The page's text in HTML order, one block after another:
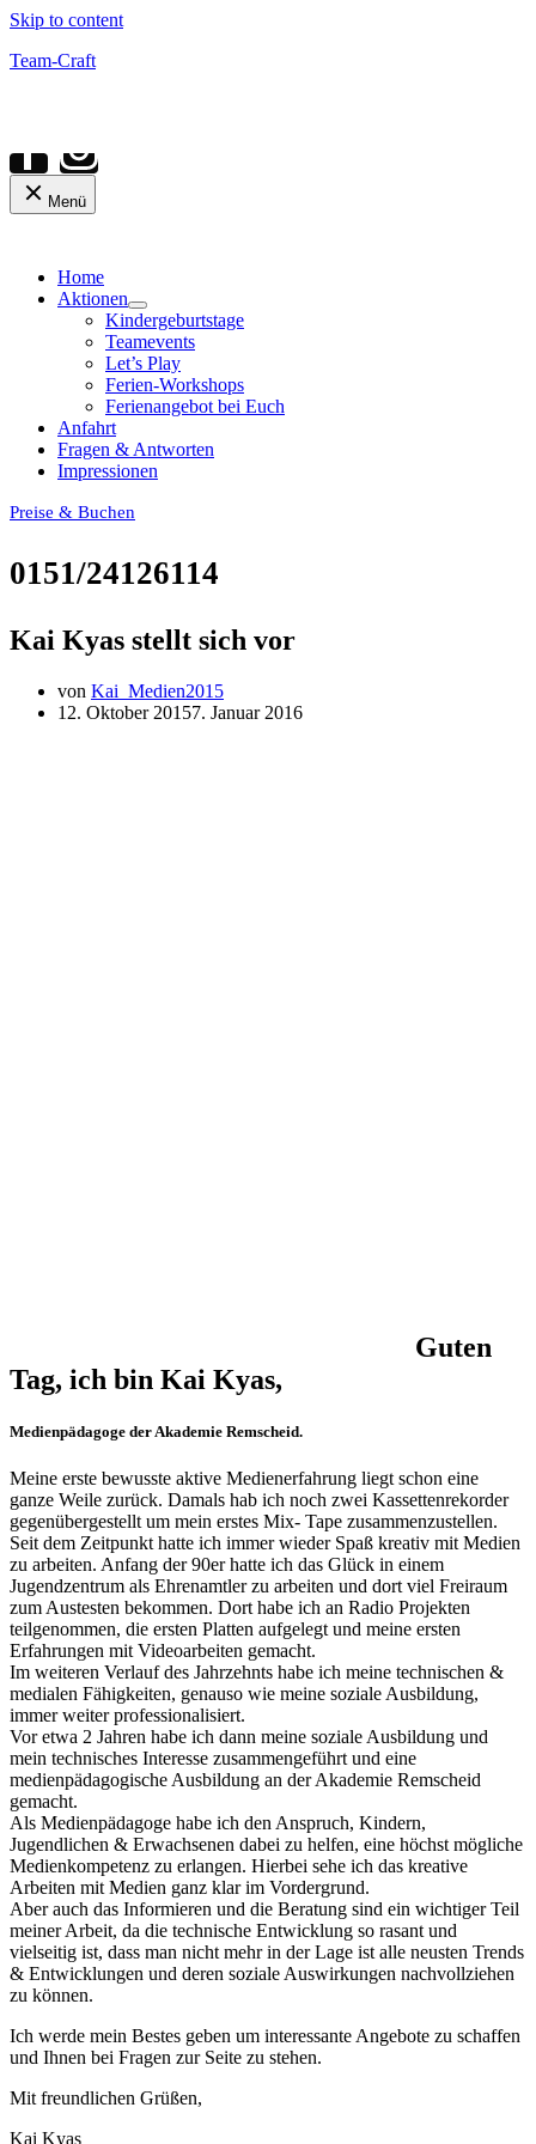
Skip to content
Team-Craft
Menü
Home
Aktionen
Kindergeburtstage
Teamevents
Let’s Play
Ferien-Workshops
Ferienangebot bei Euch
Anfahrt
Fragen & Antworten
Impressionen
Preise & Buchen
0151/24126114
Kai Kyas stellt sich vor
von Kai_Medien2015
12. Oktober 20157. Januar 2016
Guten
Tag, ich bin Kai Kyas,
Medienpädagoge der Akademie Remscheid.
Meine erste bewusste aktive Medienerfahrung liegt schon eine
ganze Weile zurück. Damals hab ich noch zwei Kassettenrekorder
gegenübergestellt um mein erstes Mix- Tape zusammenzustellen.
Seit dem Zeitpunkt hatte ich immer wieder Spaß kreativ mit Medien
zu arbeiten. Anfang der 90er hatte ich das Glück in einem
Jugendzentrum als Ehrenamtler zu arbeiten und dort viel Freiraum
zum Austesten bekommen. Dort habe ich an Radio Projekten
teilgenommen, die ersten Platten aufgelegt und meine ersten
Erfahrungen mit Videoarbeiten gemacht.
Im weiteren Verlauf des Jahrzehnts habe ich meine technischen &
medialen Fähigkeiten, genauso wie meine soziale Ausbildung,
immer weiter professionalisiert.
Vor etwa 2 Jahren habe ich dann meine soziale Ausbildung und
mein technisches Interesse zusammengeführt und eine
medienpädagogische Ausbildung an der Akademie Remscheid
gemacht.
Als Medienpädagoge habe ich den Anspruch, Kindern,
Jugendlichen & Erwachsenen dabei zu helfen, eine höchst mögliche
Medienkompetenz zu erlangen. Hierbei sehe ich das kreative
Arbeiten mit Medien ganz klar im Vordergrund.
Aber auch das Informieren und die Beratung sind ein wichtiger Teil
meiner Arbeit, da die technische Entwicklung so rasant und
vielseitig ist, dass man nicht mehr in der Lage ist alle neusten Trends
& Entwicklungen und deren soziale Auswirkungen nachvollziehen
zu können.
Ich werde mein Bestes geben um interessante Angebote zu schaffen
und Ihnen bei Fragen zur Seite zu stehen.
Mit freundlichen Grüßen,
Kai Kyas